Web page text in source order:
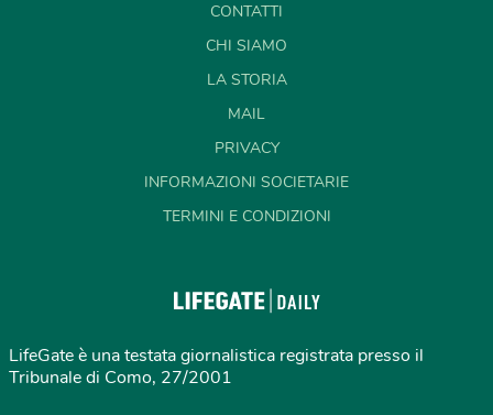
CONTATTI
CHI SIAMO
LA STORIA
MAIL
PRIVACY
INFORMAZIONI SOCIETARIE
TERMINI E CONDIZIONI
LifeGate è una testata giornalistica registrata presso il
Tribunale di Como, 27/2001